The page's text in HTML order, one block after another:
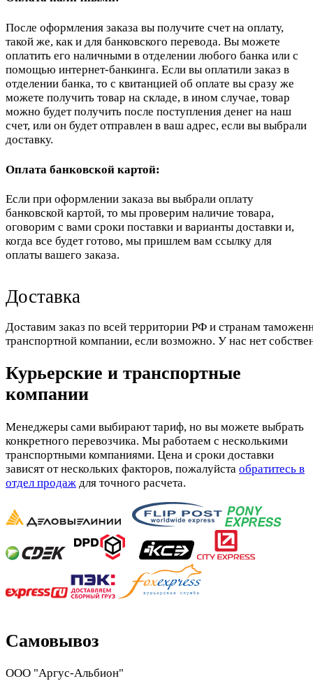
После оформления заказа вы получите счет на оплату,
такой же, как и для банковского перевода. Вы можете
оплатить его наличными в отделении любого банка или с
помощью интернет-банкинга. Если вы оплатили заказ в
отделении банка, то с квитанцией об оплате вы сразу же
можете получить товар на складе, в ином случае, товар
можно будет получить после поступления денег на наш
счет, или он будет отправлен в ваш адрес, если вы выбрали
доставку.
Оплата банковской картой:
Если при оформлении заказа вы выбрали оплату
банковской картой, то мы проверим наличие товара,
оговорим с вами сроки поставки и варианты доставки и,
когда все будет готово, мы пришлем вам ссылку для
оплаты вашего заказа.
Доставка
Доставим заказ по всей территории РФ и странам
транспортной компании, если возможно. У нас нет
Курьерские и транспортные
компании
Менеджеры сами выбирают тариф, но вы можете выбрать
конкретного перевозчика. Мы работаем с несколькими
транспортными компаниями. Цена и сроки доставки
зависят от нескольких факторов, пожалуйста обратитесь в
отдел продаж для точного расчета.
Самовывоз
ООО "Аргус-Альбион"